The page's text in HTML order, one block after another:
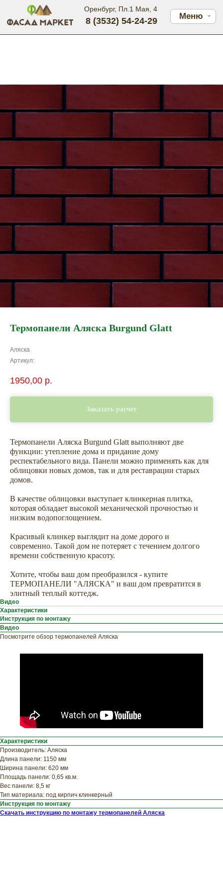
Меню
Оренбург, Пл.1 Мая, 4
8 (3532) 54-24-29
Термопанели Аляска Burgund Glatt
Аляска
Артикул:
1950,00 р.
Заказать расчет
Термопанели Аляска Burgund Glatt выполняют две
функции: утепление дома и придание дому
респектабельного вида. Панели можно применять как для
облицовки новых домов, так и для реставрации старых
домов.
В качестве облицовки выступает клинкерная плитка,
которая обладает высокой механической прочностью и
низким водопоглощением.
Красивый клинкер выглядит на доме дорого и
современно. Такой дом не потеряет с течением долгого
времени собственную красоту.
Хотите, чтобы ваш дом преобразился - купите
ТЕРМОПАНЕЛИ "АЛЯСКА" и ваш дом превратится в
элитный теплый коттедж.
Видео
Характеристики
Инструкция по монтажу
Видео
Посмотрите обзор термопанелей Аляска
Характеристики
Производитель: Аляска
Длина панели: 1150 мм
Ширина панели: 620 мм
Площадь панели: 0,65 кв.м.
Вес панели: 8,5 кг
Тип материала: под кирпич клинкерный
Инструкция по монтажу
Скачать инструкцию по монтажу термопанелей Аляска